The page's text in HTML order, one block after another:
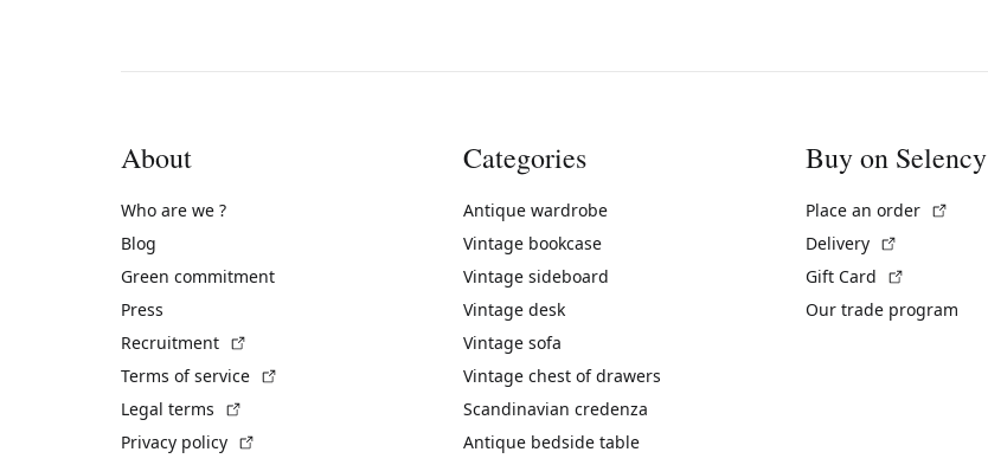
About
Who are we ?
Blog
Green commitment
Press
Recruitment
Terms of service
Legal terms
Privacy policy
Categories
Antique wardrobe
Vintage bookcase
Vintage sideboard
Vintage desk
Vintage sofa
Vintage chest of drawers
Scandinavian credenza
Antique bedside table
Buy on Selency
Place an order
Delivery
Gift Card
Our trade program